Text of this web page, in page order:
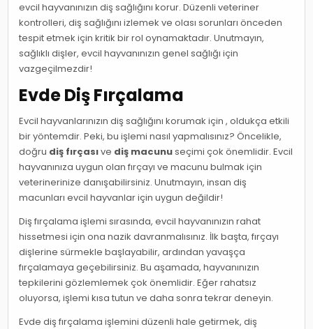
evcil hayvanınızın diş sağlığını korur. Düzenli veteriner
kontrolleri, diş sağlığını izlemek ve olası sorunları önceden
tespit etmek için kritik bir rol oynamaktadır. Unutmayın,
sağlıklı dişler, evcil hayvanınızın genel sağlığı için
vazgeçilmezdir!
Evde Diş Fırçalama
Evcil hayvanlarınızın diş sağlığını korumak için , oldukça etkili
bir yöntemdir. Peki, bu işlemi nasıl yapmalısınız? Öncelikle,
doğru diş fırçasıve diş macunuseçimi çok önemlidir. Evcil
hayvanınıza uygun olan fırçayı ve macunu bulmak için
veterinerinize danışabilirsiniz. Unutmayın, insan diş
macunları evcil hayvanlar için uygun değildir!
Diş fırçalama işlemi sırasında, evcil hayvanınızın rahat
hissetmesi için ona nazik davranmalısınız. İlk başta, fırçayı
dişlerine sürmekle başlayabilir, ardından yavaşça
fırçalamaya geçebilirsiniz. Bu aşamada, hayvanınızın
tepkilerini gözlemlemek çok önemlidir. Eğer rahatsız
oluyorsa, işlemi kısa tutun ve daha sonra tekrar deneyin.
Evde diş fırçalama işlemini düzenli hale getirmek, diş